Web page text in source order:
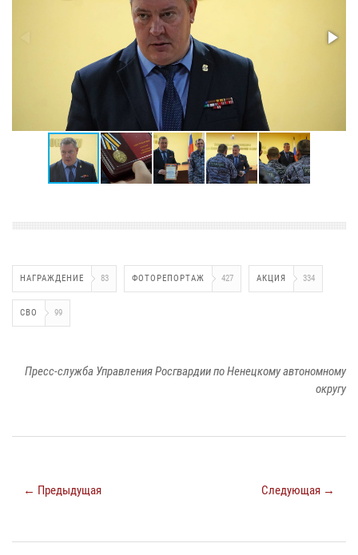
НАГРАЖДЕНИЕ 83 ФОТОРЕПОРТАЖ 427 АКЦИЯ 334
СВО 99
Пресс-служба Управления Росгвардии по Ненецкому автономному
округу
← Предыдущая Следующая →